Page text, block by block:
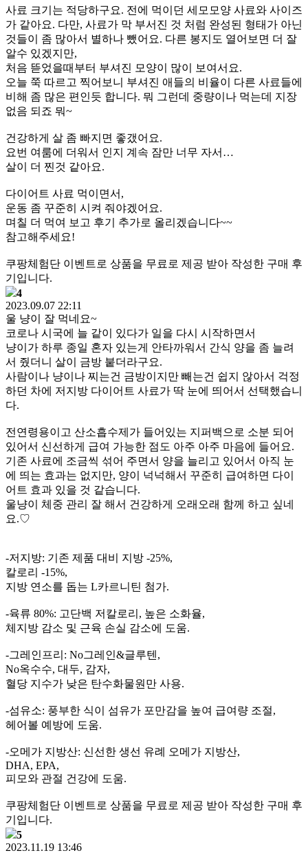
사료 크기는 적당하구요. 전에 먹이던 세모모양 사료와 사이즈
가 같아요. 다만, 사료가 막 부서진 것 처럼 완성된 형태가 아닌
것들이 좀 많아서 별하나 뺐어요. 다른 봉지도 열어보면 더 잘
알수 있겠지만,
처음 뜯었을때부터 부셔진 모양이 많이 보여서요.
오늘 쭉 따르고 찍어보니 부셔진 애들의 비율이 다른 사료들에
비해 좀 많은 편인듯 합니다. 뭐 그런데 중량이나 먹는데 지장
없음 되죠 뭐~
건강하게 살 좀 빠지면 좋갰어요.
요번 여룸에 더워서 인지 계속 잠만 너무 자서…
살이 더 찐것 같아요.
다이어트 사료 먹이면서,
운동 좀 꾸준히 시켜 줘야겠어요.
며칠 더 먹여 보고 후기 추가로 올리겠습니다~~
참고해주세요!
쿠팡체험단 이벤트로 상품을 무료로 제공 받아 작성한 구매 후
기입니다.
4
2023.09.07 22:11
울 냥이 잘 먹네요~
코로나 시국에 늘 같이 있다가 일을 다시 시작하면서
냥이가 하루 종일 혼자 있는게 안타까워서 간식 양을 좀 늘려
서 줬더니 살이 금방 붙더라구요.
사람이나 냥이나 찌는건 금방이지만 빼는건 쉽지 않아서 걱정
하던 차에 저지방 다이어트 사료가 딱 눈에 띄어서 선택했습니
다.
전연령용이고 산소흡수제가 들어있는 지퍼백으로 소분 되어
있어서 신선하게 급여 가능한 점도 아주 아주 마음에 들어요.
기존 사료에 조금씩 섞어 주면서 양을 늘리고 있어서 아직 눈
에 띄는 효과는 없지만, 양이 넉넉해서 꾸준히 급여하면 다이
어트 효과 있을 것 같습니다.
울냥이 체중 관리 잘 해서 건강하게 오래오래 함께 하고 싶네
요.♡
-저지방: 기존 제품 대비 지방 -25%,
칼로리 -15%,
지방 연소를 돕는 L카르니틴 첨가.
-육류 80%: 고단백 저칼로리, 높은 소화율,
체지방 감소 및 근육 손실 감소에 도움.
-그레인프리: No그레인&글루텐,
No옥수수, 대두, 감자,
혈당 지수가 낮은 탄수화물원만 사용.
-섬유소: 풍부한 식이 섬유가 포만감을 높여 급여량 조절,
헤어볼 예방에 도움.
-오메가 지방산: 신선한 생선 유례 오메가 지방산,
DHA, EPA,
피모와 관절 건강에 도움.
쿠팡체험단 이벤트로 상품을 무료로 제공 받아 작성한 구매 후
기입니다.
5
2023.11.19 13:46